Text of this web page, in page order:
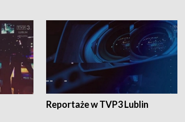
Reportaże w TVP3 Lublin